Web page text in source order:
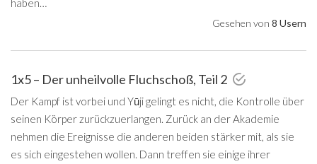
Gesehen von 8 Usern
1x5 – Der unheilvolle Fluchschoß, Teil 2
Der Kampf ist vorbei und Yūji gelingt es nicht, die Kontrolle über
seinen Körper zurückzuerlangen. Zurück an der Akademie
nehmen die Ereignisse die anderen beiden stärker mit, als sie
es sich eingestehen wollen. Dann treffen sie einige ihrer